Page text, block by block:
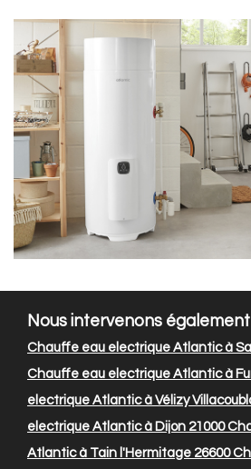
Nous intervenons également
Chauffe eau electrique Atlantic à
Chauffe eau electrique Atlantic à
electrique Atlantic à Vélizy
electrique Atlantic à Dijon 21000
Atlantic à Tain l'Hermitage 26600